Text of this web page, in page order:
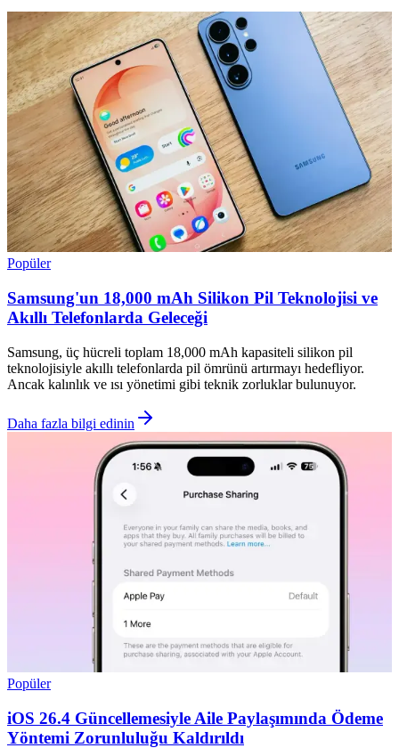
Popüler
Samsung'un 18,000 mAh Silikon Pil Teknolojisi ve
Akıllı Telefonlarda Geleceği
Samsung, üç hücreli toplam 18,000 mAh kapasiteli silikon pil
teknolojisiyle akıllı telefonlarda pil ömrünü artırmayı hedefliyor.
Ancak kalınlık ve ısı yönetimi gibi teknik zorluklar bulunuyor.
Daha fazla bilgi edinin
Popüler
iOS 26.4 Güncellemesiyle Aile Paylaşımında Ödeme
Yöntemi Zorunluluğu Kaldırıldı